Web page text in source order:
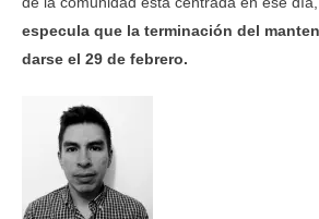
especula que la terminación del
darse el 29 de febrero.